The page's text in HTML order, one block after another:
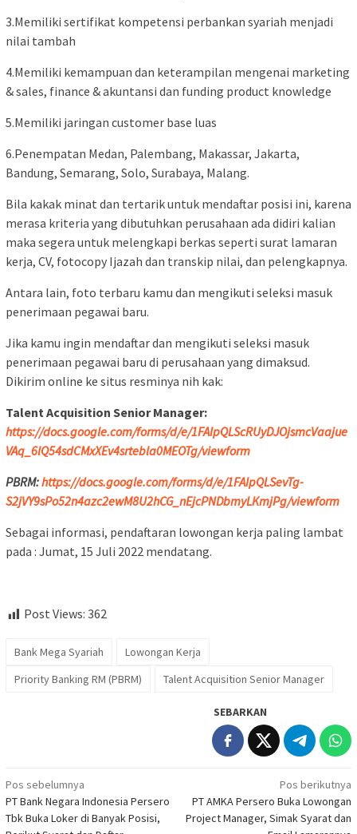
3.Memiliki sertifikat kompetensi perbankan syariah menjadi
nilai tambah
4.Memiliki kemampuan dan keterampilan mengenai marketing
& sales, finance & akuntansi dan funding product knowledge
5.Memiliki jaringan customer base luas
6.Penempatan Medan, Palembang, Makassar, Jakarta,
Bandung, Semarang, Solo, Surabaya, Malang.
Bila kakak minat dan tertarik untuk mendaftar posisi ini, karena
merasa kriteria yang dibutuhkan perusahaan ada didiri kalian
maka segera untuk melengkapi berkas seperti surat lamaran
kerja, CV, fotocopy Ijazah dan transkip nilai, dan pelengkapnya.
Antara lain, foto terbaru kamu dan mengikuti seleksi masuk
penerimaan pegawai baru.
Jika kamu ingin mendaftar dan mengikuti seleksi masuk
penerimaan pegawai baru di perusahaan yang dimaksud.
Dikirim online ke situs resminya nih kak:
Talent Acquisition Senior Manager:
https://docs.google.com/forms/d/e/1FAIpQLScRUyDJOjsmcVaajue
VAq_6lQ54sdCMxXEv4srtebla0MEOTg/viewform
PBRM:https://docs.google.com/forms/d/e/1FAIpQLSevTg-
S2jVY9sPo52n4azc2ewM8U2hCG_nEjcPNDbmyLKmjPg/viewform
Sebagai informasi, pendaftaran lowongan kerja paling lambat
pada : Jumat, 15 Juli 2022 mendatang.
Post Views: 362
Bank Mega Syariah
Lowongan Kerja
Priority Banking RM (PBRM)
Talent Acquisition Senior Manager
SEBARKAN
Navigasi
pos
Pos sebelumnya
PT Bank Negara Indonesia Persero
Tbk Buka Loker di Banyak Posisi,
Pos berikutnya
PT AMKA Persero Buka Lowongan
Project Manager, Simak Syarat dan